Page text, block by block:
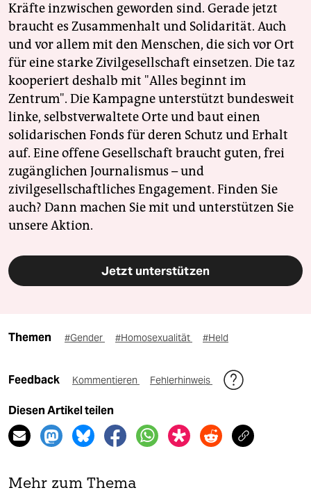
Kräfte inzwischen geworden sind. Gerade jetzt
braucht es Zusammenhalt und Solidarität. Auch
und vor allem mit den Menschen, die sich vor Ort
für eine starke Zivilgesellschaft einsetzen. Die taz
kooperiert deshalb mit "Alles beginnt im
Zentrum". Die Kampagne unterstützt bundesweit
linke, selbstverwaltete Orte und baut einen
solidarischen Fonds für deren Schutz und Erhalt
auf. Eine offene Gesellschaft braucht guten, frei
zugänglichen Journalismus – und
zivilgesellschaftliches Engagement. Finden Sie
auch? Dann machen Sie mit und unterstützen Sie
unsere Aktion.
Jetzt unterstützen
Themen #Gender #Homosexualität #Held
Feedback Kommentieren Fehlerhinweis
Diesen Artikel teilen
Mehr zum Thema